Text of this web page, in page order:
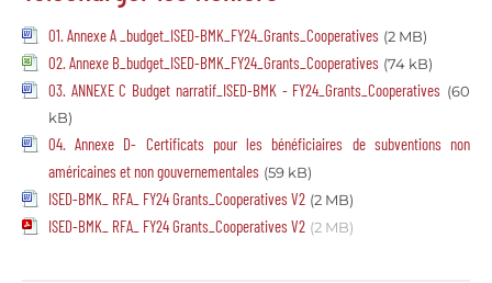
01. Annexe A _budget_ISED-BMK_FY24_Grants_Cooperatives (2 MB)
02. Annexe B_budget_ISED-BMK_FY24_Grants_Cooperatives (74 kB)
03. ANNEXE C Budget narratif_ISED-BMK - FY24_Grants_Cooperatives (60
kB)
04. Annexe D- Certificats pour les bénéficiaires de subventions non
américaines et non gouvernementales (59 kB)
ISED-BMK_ RFA_ FY24 Grants_Cooperatives V2 (2 MB)
ISED-BMK_ RFA_ FY24 Grants_Cooperatives V2 (2 MB)